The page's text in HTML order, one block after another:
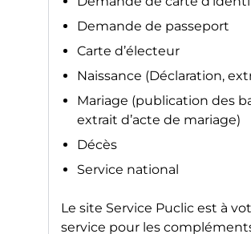
Demande de passeport
Carte d’électeur
Naissance (Déclaration,
Mariage (publication des
extrait d’acte de mariage)
Décès
Service national
Le site Service Puclic est à
service pour les